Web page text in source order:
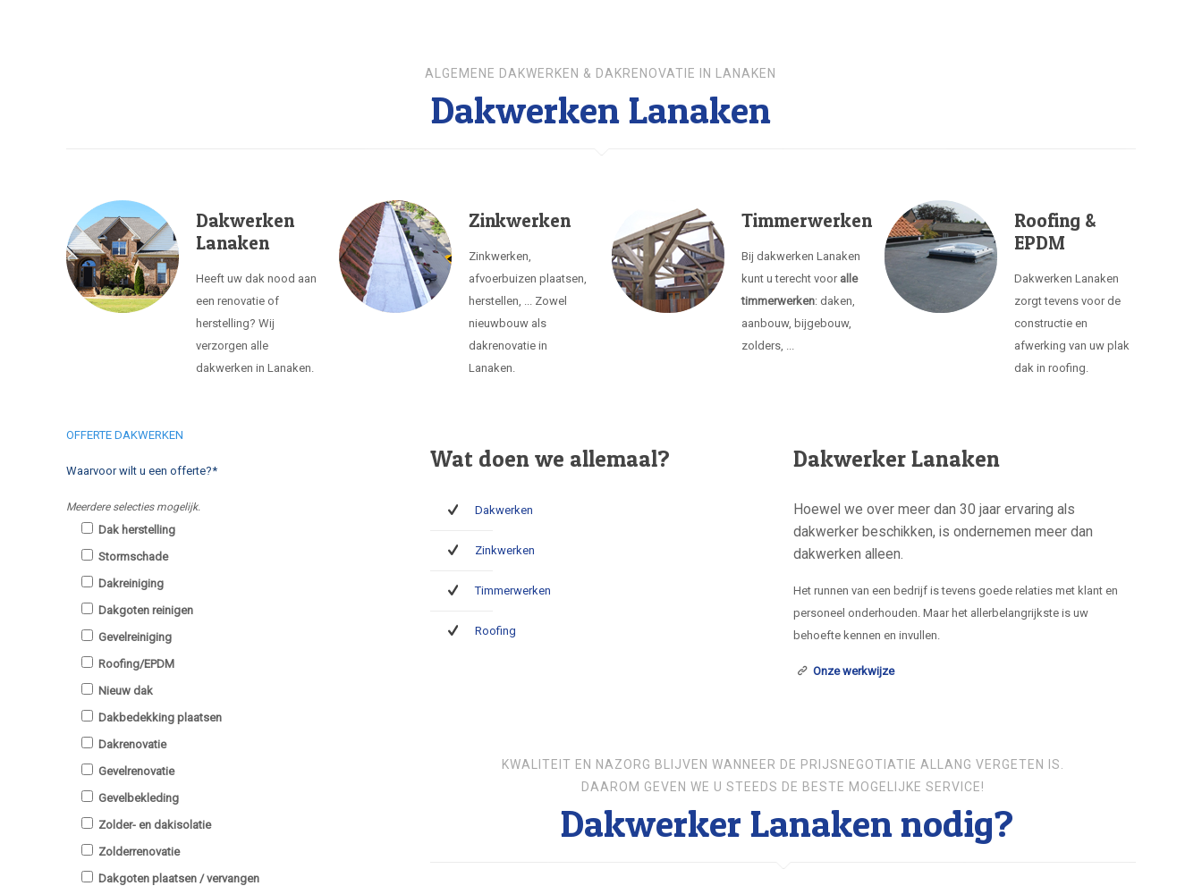
ALGEMENE DAKWERKEN & DAKRENOVATIE IN LANAKEN
Dakwerken Lanaken
Dakwerken
Lanaken
Heeft uw dak nood aan
een renovatie of
herstelling? Wij
verzorgen alle
dakwerken in Lanaken.
Zinkwerken
Zinkwerken,
afvoerbuizen plaatsen,
herstellen, ... Zowel
nieuwbouw als
dakrenovatie in
Lanaken.
Timmerwerken
Bij dakwerken Lanaken
kunt u terecht voor alle
timmerwerken: daken,
aanbouw, bijgebouw,
zolders, ...
Roofing &
EPDM
Dakwerken Lanaken
zorgt tevens voor de
constructie en
afwerking van uw plak
dak in roofing.
OFFERTE DAKWERKEN
Waarvoor wilt u een offerte?*
Meerdere selecties mogelijk.
Dak herstelling
Stormschade
Dakreiniging
Dakgoten reinigen
Gevelreiniging
Roofing/EPDM
Nieuw dak
Dakbedekking plaatsen
Dakrenovatie
Gevelrenovatie
Gevelbekleding
Zolder- en dakisolatie
Zolderrenovatie
Dakgoten plaatsen / vervangen
Wat doen we allemaal?
Dakwerken
Zinkwerken
Timmerwerken
Roofing
Dakwerker Lanaken
Hoewel we over meer dan 30 jaar ervaring als
dakwerker beschikken, is ondernemen meer dan
dakwerken alleen.
Het runnen van een bedrijf is tevens goede relaties met klant en
personeel onderhouden. Maar het allerbelangrijkste is uw
behoefte kennen en invullen.
Onze werkwijze
KWALITEIT EN NAZORG BLIJVEN WANNEER DE PRIJSNEGOTIATIE ALLANG VERGETEN IS.
DAAROM GEVEN WE U STEEDS DE BESTE MOGELIJKE SERVICE!
Dakwerker Lanaken nodig?